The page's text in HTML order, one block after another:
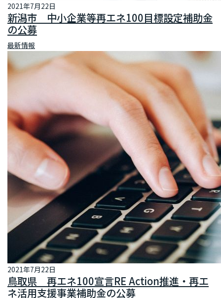
2021年7月22日
新潟市 中小企業等再エネ100目標設定補助金
の公募
最新情報
2021年7月22日
鳥取県 再エネ100宣言RE Action推進・再エ
ネ活用支援事業補助金の公募